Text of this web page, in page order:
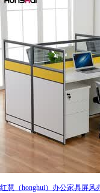
红慧（honghui）办公家具屏